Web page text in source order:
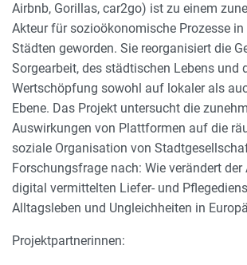
Airbnb, Gorillas, car2go) ist zu einem
Akteur für sozioökonomische Prozesse
Städten geworden. Sie reorganisiert die
Sorgearbeit, des städtischen Lebens und
Wertschöpfung sowohl auf lokaler als
Ebene. Das Projekt untersucht die
Auswirkungen von Plattformen auf die
soziale Organisation von
Forschungsfrage nach: Wie verändert
digital vermittelten Liefer- und
Alltagsleben und Ungleichheiten in
Projektpartnerinnen: